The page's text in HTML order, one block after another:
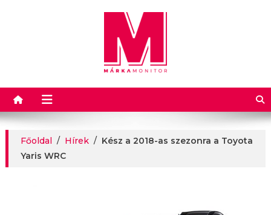
Márkamonitor
Főoldal / Hírek / Kész a 2018-as szezonra a Toyota
Yaris WRC